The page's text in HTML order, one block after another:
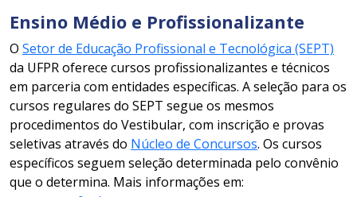
Ensino Médio e Profissionalizante
O Setor de Educação Profissional e Tecnológica (SEPT)
da UFPR oferece cursos profissionalizantes e técnicos
em parceria com entidades específicas. A seleção para os
cursos regulares do SEPT segue os mesmos
procedimentos do Vestibular, com inscrição e provas
seletivas através do Núcleo de Concursos. Os cursos
específicos seguem seleção determinada pelo convênio
que o determina. Mais informações em: